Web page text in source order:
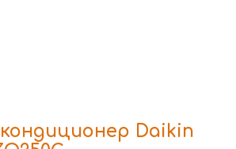
Daikin